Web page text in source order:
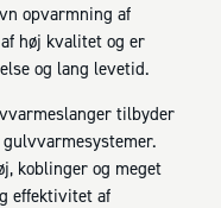
opvarmning af
høj kvalitet og er
og lang levetid.
tilbyder
koblinger og meget
effektivitet af